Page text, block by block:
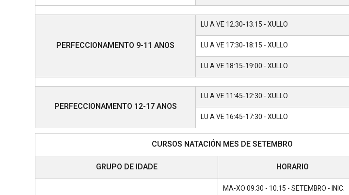
PERFECCIONAMENTO 9-11 ANOS
LU A VE 12:30-13:15 - XULLO
LU A VE 17:30-18:15 - XULLO
LU A VE 18:15-19:00 - XULLO
PERFECCIONAMENTO 12-17 ANOS
LU A VE 11:45-12:30 - XULLO
LU A VE 16:45-17:30 - XULLO
CURSOS NATACIÓN MES DE SETEMBRO
GRUPO DE IDADE
HORARIO
MA-XO 09:30 - 10:15 - SETEMBRO - INIC.